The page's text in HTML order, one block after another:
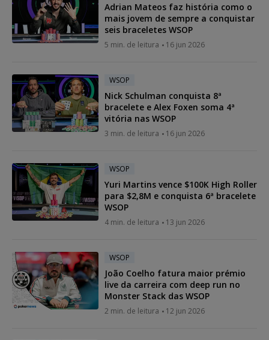
Adrian Mateos faz história como o
mais jovem de sempre a conquistar
seis braceletes WSOP
5 min. de leitura 16 jun 2026
WSOP
Nick Schulman conquista 8ª
bracelete e Alex Foxen soma 4ª
vitória nas WSOP
3 min. de leitura 16 jun 2026
WSOP
Yuri Martins vence $100K High Roller
para $2,8M e conquista 6ª bracelete
WSOP
4 min. de leitura 13 jun 2026
WSOP
João Coelho fatura maior prémio
live da carreira com deep run no
Monster Stack das WSOP
2 min. de leitura 12 jun 2026